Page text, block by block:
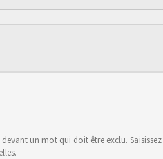
devant un mot qui doit être exclu.